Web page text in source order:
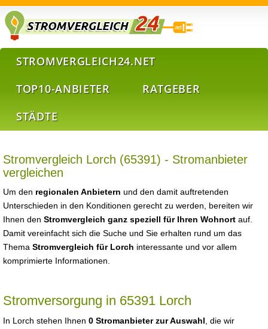
STROMVERGLEICH24.NET
TOP10-ANBIETER
RATGEBER
STÄDTE
Stromvergleich Lorch (65391) - Stromanbieter
vergleichen
Um den regionalen Anbietern und den damit auftretenden
Unterschieden in den Konditionen gerecht zu werden, bereiten wir
Ihnen den Stromvergleich ganz speziell für Ihren Wohnort auf.
Damit vereinfacht sich die Suche und Sie erhalten rund um das
Thema Stromvergleich für Lorch interessante und vor allem
komprimierte Informationen.
Stromversorgung in 65391 Lorch
In Lorch stehen Ihnen 0 Stromanbieter zur Auswahl , die wir